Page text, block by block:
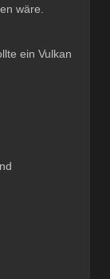
wäre.
ein Vulkan